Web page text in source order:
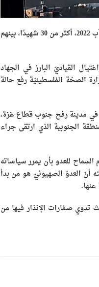
بلغت حصيلة الشهداء الفلسطينيّين نتيجة العدوان الصهيونيّ على غزّة لليوم الثالث، الأحد 7 أغسطس/ آب 2022، أكثر من 30 شهيدًا، بينهم
القياديّ البارز في الجهاد
الصحّة الفلسطينيّة رفع حالة
في مدينة رفح جنوب قطاع غزة،
الجنوبية الذي ارتقى جراء
للعدو بأن يمرر سياساته
أنّ العدوّ الصهيونيّ هو من بدأ
صفارات الإنذار فيها من